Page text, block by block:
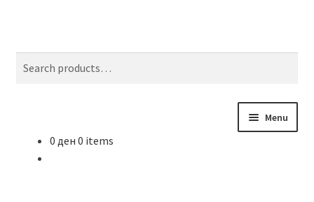
Menu
Почетна
0 ден 0 items